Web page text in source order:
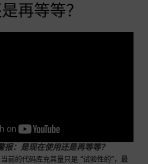
再等等？
：是现在使用还是再等等？
前的代码库充其量只是 “试验性的”，最